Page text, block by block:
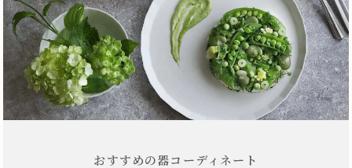
おすすめの器コーディネート